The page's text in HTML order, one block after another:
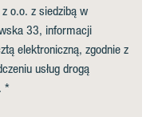
o.o. z siedzibą w
33, informacji
elektroniczną, zgodnie z
usług drogą